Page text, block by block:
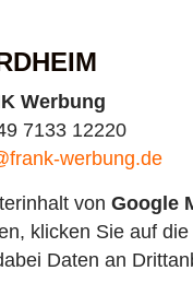
Werbung
7133 12220
werbung.de
von Google
klicken Sie auf
Daten an